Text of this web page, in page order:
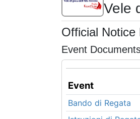
Vele
Official Notice
Event
Event
Bando di Regata